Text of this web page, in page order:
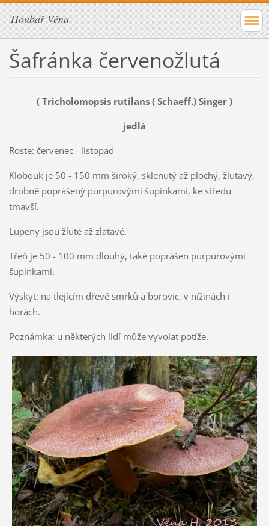
Houbař Véna
Šafránka červenožlutá
( Tricholomopsis rutilans ( Schaeff.) Singer )
jedlá
Roste: červenec - listopad
Klobouk je 50 - 150 mm široký, sklenutý až plochý, žlutavý,
drobně poprášený purpurovými šupinkami, ke středu
tmavší.
Lupeny jsou žluté až zlatavé.
Třeň je 50 - 100 mm dlouhý, také poprášen purpurovými
šupinkami.
Výskyt: na tlejícím dřevě smrků a borovic, v nížinách i
horách.
Poznámka: u některých lidí může vyvolat potíže.